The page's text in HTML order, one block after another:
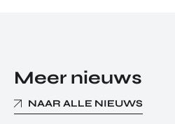
Meer nieuws
NAAR ALLE NIEUWS